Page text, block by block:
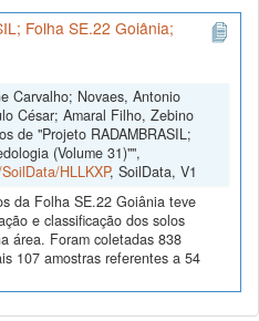
Folha SE.22 Goiânia;
Carvalho; Novaes, Antonio
César; Amaral Filho, Zebino
de "Projeto RADAMBRASIL;
(Volume 31)"",
HLLKXP, SoilData, V1
da Folha SE.22 Goiânia teve
e classificação dos solos
área. Foram coletadas 838
107 amostras referentes a 54